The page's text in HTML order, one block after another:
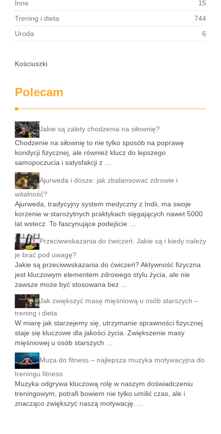
Inne
15
Trening i dieta
744
Uroda
6
Kościuszki
Polecam
Jakie są zalety chodzenia na siłownię?
Chodzenie na siłownię to nie tylko sposób na poprawę
kondycji fizycznej, ale również klucz do lepszego
samopoczucia i satysfakcji z …
Ajurweda i dosze: jak zbalansować zdrowie i
witalność?
Ajurweda, tradycyjny system medyczny z Indii, ma swoje
korzenie w starożytnych praktykach sięgających nawet 5000
lat wstecz. To fascynujące podejście …
Przeciwwskazania do ćwiczeń: Jakie są i kiedy należy
je brać pod uwagę?
Jakie są przeciwwskazania do ćwiczeń? Aktywność fizyczna
jest kluczowym elementem zdrowego stylu życia, ale nie
zawsze może być stosowana bez …
Jak zwiększyć masę mięśniową u osób starszych –
trening i dieta
W miarę jak starzejemy się, utrzymanie sprawności fizycznej
staje się kluczowe dla jakości życia. Zwiększenie masy
mięśniowej u osób starszych …
Muza do fitness – najlepsza muzyka motywacyjna do
treningu fitness
Muzyka odgrywa kluczową rolę w naszym doświadczeniu
treningowym, potrafi bowiem nie tylko umilić czas, ale i
znacząco zwiększyć naszą motywację. …